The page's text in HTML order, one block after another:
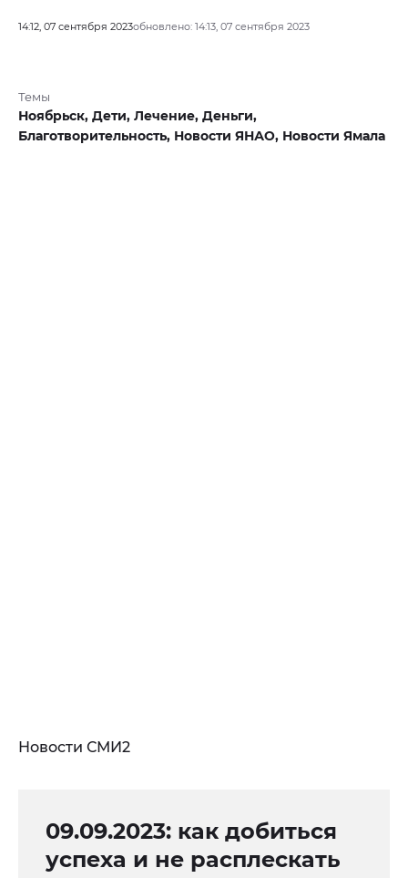
14:12, 07 сентября 2023обновлено: 14:13, 07 сентября 2023
Темы
Ноябрьск, Дети, Лечение, Деньги,
Благотворительность, Новости ЯНАО, Новости Ямала
Новости СМИ2
09.09.2023: как добиться
успеха и не расплескать